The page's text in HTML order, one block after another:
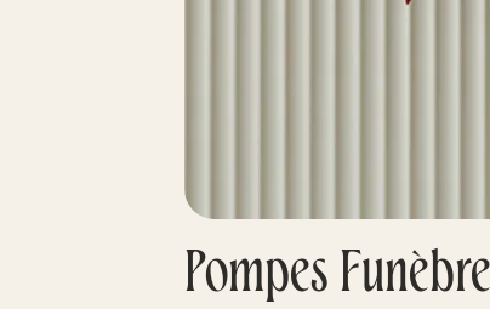
Pompes